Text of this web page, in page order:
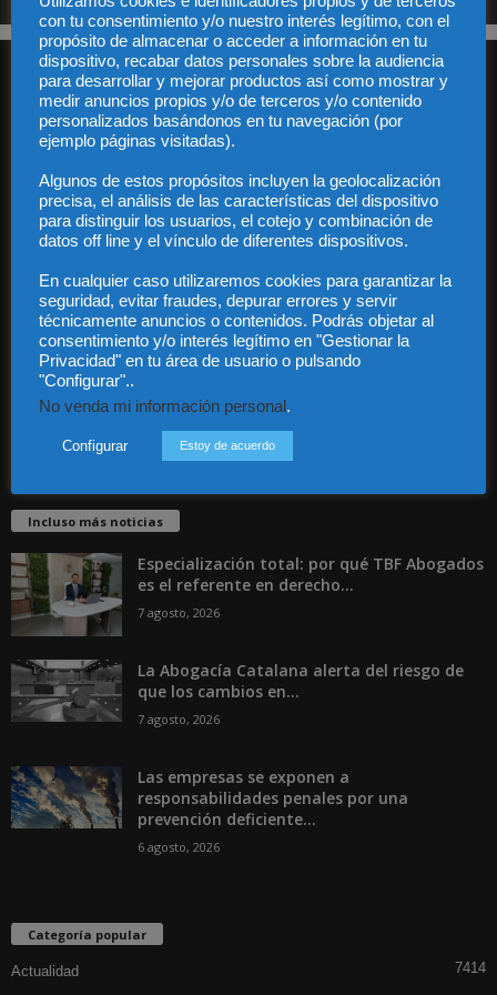
Audiencia y Publicidad
Quiénes somos
Legal
Contacto
Guía Colaboradores
info@diariojuridico.com
Incluso más noticias
Especialización total: por qué TBF Abogados
es el referente en derecho...
7 agosto, 2026
La Abogacía Catalana alerta del riesgo de
que los cambios en...
7 agosto, 2026
Las empresas se exponen a
responsabilidades penales por una
prevención deficiente...
6 agosto, 2026
Categoría popular
Actualidad
7414
con tu consentimiento y/o nuestro interés legítimo, con el
propósito de almacenar o acceder a información en tu
dispositivo, recabar datos personales sobre la audiencia
para desarrollar y mejorar productos así como mostrar y
medir anuncios propios y/o de terceros y/o contenido
personalizados basándonos en tu navegación (por
ejemplo páginas visitadas).
Algunos de estos propósitos incluyen la geolocalización
precisa, el análisis de las características del dispositivo
para distinguir los usuarios, el cotejo y combinación de
datos off line y el vínculo de diferentes dispositivos.
En cualquier caso utilizaremos cookies para garantizar la
seguridad, evitar fraudes, depurar errores y servir
técnicamente anuncios o contenidos. Podrás objetar al
consentimiento y/o interés legítimo en "Gestionar la
Privacidad" en tu área de usuario o pulsando
"Configurar"..
No venda mi información personal .
Configurar Estoy de acuerdo